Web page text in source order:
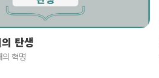
탄생
혁명